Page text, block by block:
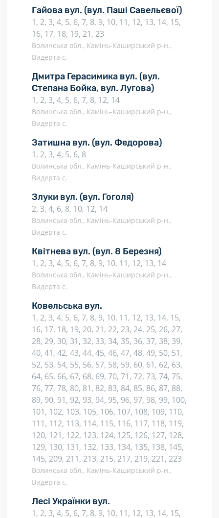
Гайова вул. (вул. Паші Савельєвої)
1, 2, 3, 4, 5, 6, 7, 8, 9, 10, 11, 12, 13, 14, 15,
16, 17, 18, 19, 21, 23
Волинська обл., Камінь-Каширський р-н.,
Видерта с.
Дмитра Герасимика вул. (вул.
Степана Бойка, вул. Лугова)
1, 2, 3, 4, 5, 6, 7, 8, 12, 14
Волинська обл., Камінь-Каширський р-н.,
Видерта с.
Затишна вул. (вул. Федорова)
1, 2, 3, 4, 5, 6, 8
Волинська обл., Камінь-Каширський р-н.,
Видерта с.
Злуки вул. (вул. Гоголя)
2, 3, 4, 6, 8, 10, 12, 14
Волинська обл., Камінь-Каширський р-н.,
Видерта с.
Квітнева вул. (вул. 8 Березня)
1, 2, 3, 4, 5, 6, 7, 8, 9, 10, 11, 12, 13, 14
Волинська обл., Камінь-Каширський р-н.,
Видерта с.
Ковельська вул.
1, 2, 3, 4, 5, 6, 7, 8, 9, 10, 11, 12, 13, 14, 15,
16, 17, 18, 19, 20, 21, 22, 23, 24, 25, 26, 27,
28, 29, 30, 31, 32, 33, 34, 35, 36, 37, 38, 39,
40, 41, 42, 43, 44, 45, 46, 47, 48, 49, 50, 51,
52, 53, 54, 55, 56, 57, 58, 59, 60, 61, 62, 63,
64, 65, 66, 67, 68, 69, 70, 71, 72, 73, 74, 75,
76, 77, 78, 80, 81, 82, 83, 84, 85, 86, 87, 88,
89, 90, 91, 92, 93, 94, 95, 96, 97, 98, 99, 100,
101, 102, 103, 105, 106, 107, 108, 109, 110,
111, 112, 113, 114, 115, 116, 117, 118, 119,
120, 121, 122, 123, 124, 125, 126, 127, 128,
129, 130, 131, 132, 133, 134, 135, 138, 145,
145, 209, 211, 213, 215, 217, 219, 221, 223
Волинська обл., Камінь-Каширський р-н.,
Видерта с.
Лесі Українки вул.
1, 2, 3, 4, 5, 6, 7, 8, 9, 10, 11, 12, 13, 14, 15,